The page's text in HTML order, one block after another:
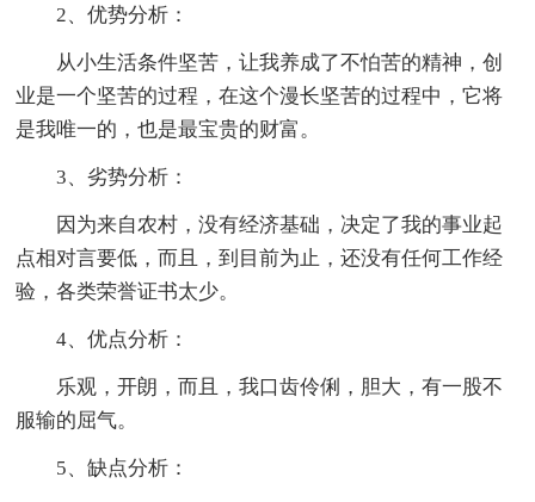
2、优势分析：
从小生活条件坚苦，让我养成了不怕苦的精神，创
业是一个坚苦的过程，在这个漫长坚苦的过程中，它将
是我唯一的，也是最宝贵的财富。
3、劣势分析：
因为来自农村，没有经济基础，决定了我的事业起
点相对言要低，而且，到目前为止，还没有任何工作经
验，各类荣誉证书太少。
4、优点分析：
乐观，开朗，而且，我口齿伶俐，胆大，有一股不
服输的屈气。
5、缺点分析：